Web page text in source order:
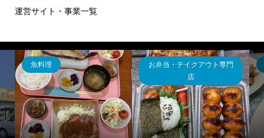
運営サイト・事業一覧
魚料理
お弁当・テイクアウト専門
店